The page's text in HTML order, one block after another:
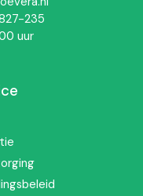
goede
235
uur